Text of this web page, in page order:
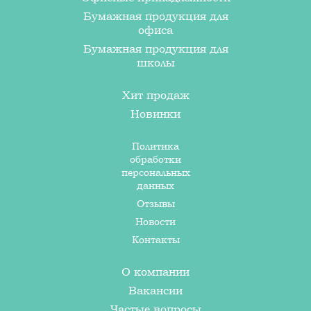
Бумажная продукция для
офиса
Бумажная продукция для
школы
Хит продаж
Новинки
Политика
обработки
персональных
данных
Отзывы
Новости
Контакты
О компании
Вакансии